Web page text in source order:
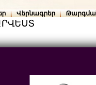
Վերնագրեր